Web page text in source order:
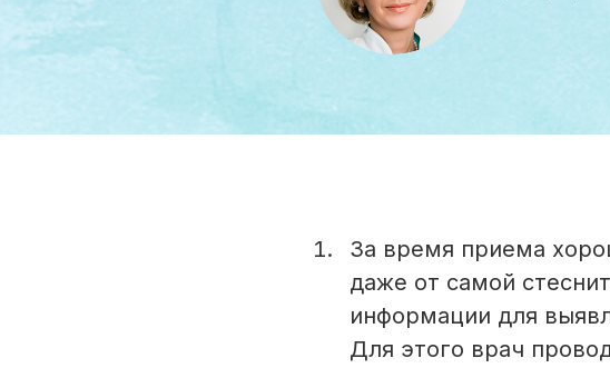
За время приема
даже от самой
информации для
Для этого врач